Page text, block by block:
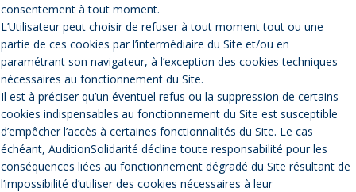
consentement à tout moment.
L’Utilisateur peut choisir de refuser à tout moment tout ou une
partie de ces cookies par l’intermédiaire du Site et/ou en
paramétrant son navigateur, à l’exception des cookies techniques
nécessaires au fonctionnement du Site.
Il est à préciser qu’un éventuel refus ou la suppression de certains
cookies indispensables au fonctionnement du Site est susceptible
d’empêcher l’accès à certaines fonctionnalités du Site. Le cas
échéant, AuditionSolidarité décline toute responsabilité pour les
conséquences liées au fonctionnement dégradé du Site résultant de
l’impossibilité d’utiliser des cookies nécessaires à leur